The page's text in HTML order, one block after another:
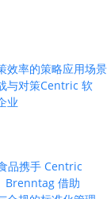
效率的策略应用场景
与对策Centric 软
业
品携手 Centric
Brenntag 借助